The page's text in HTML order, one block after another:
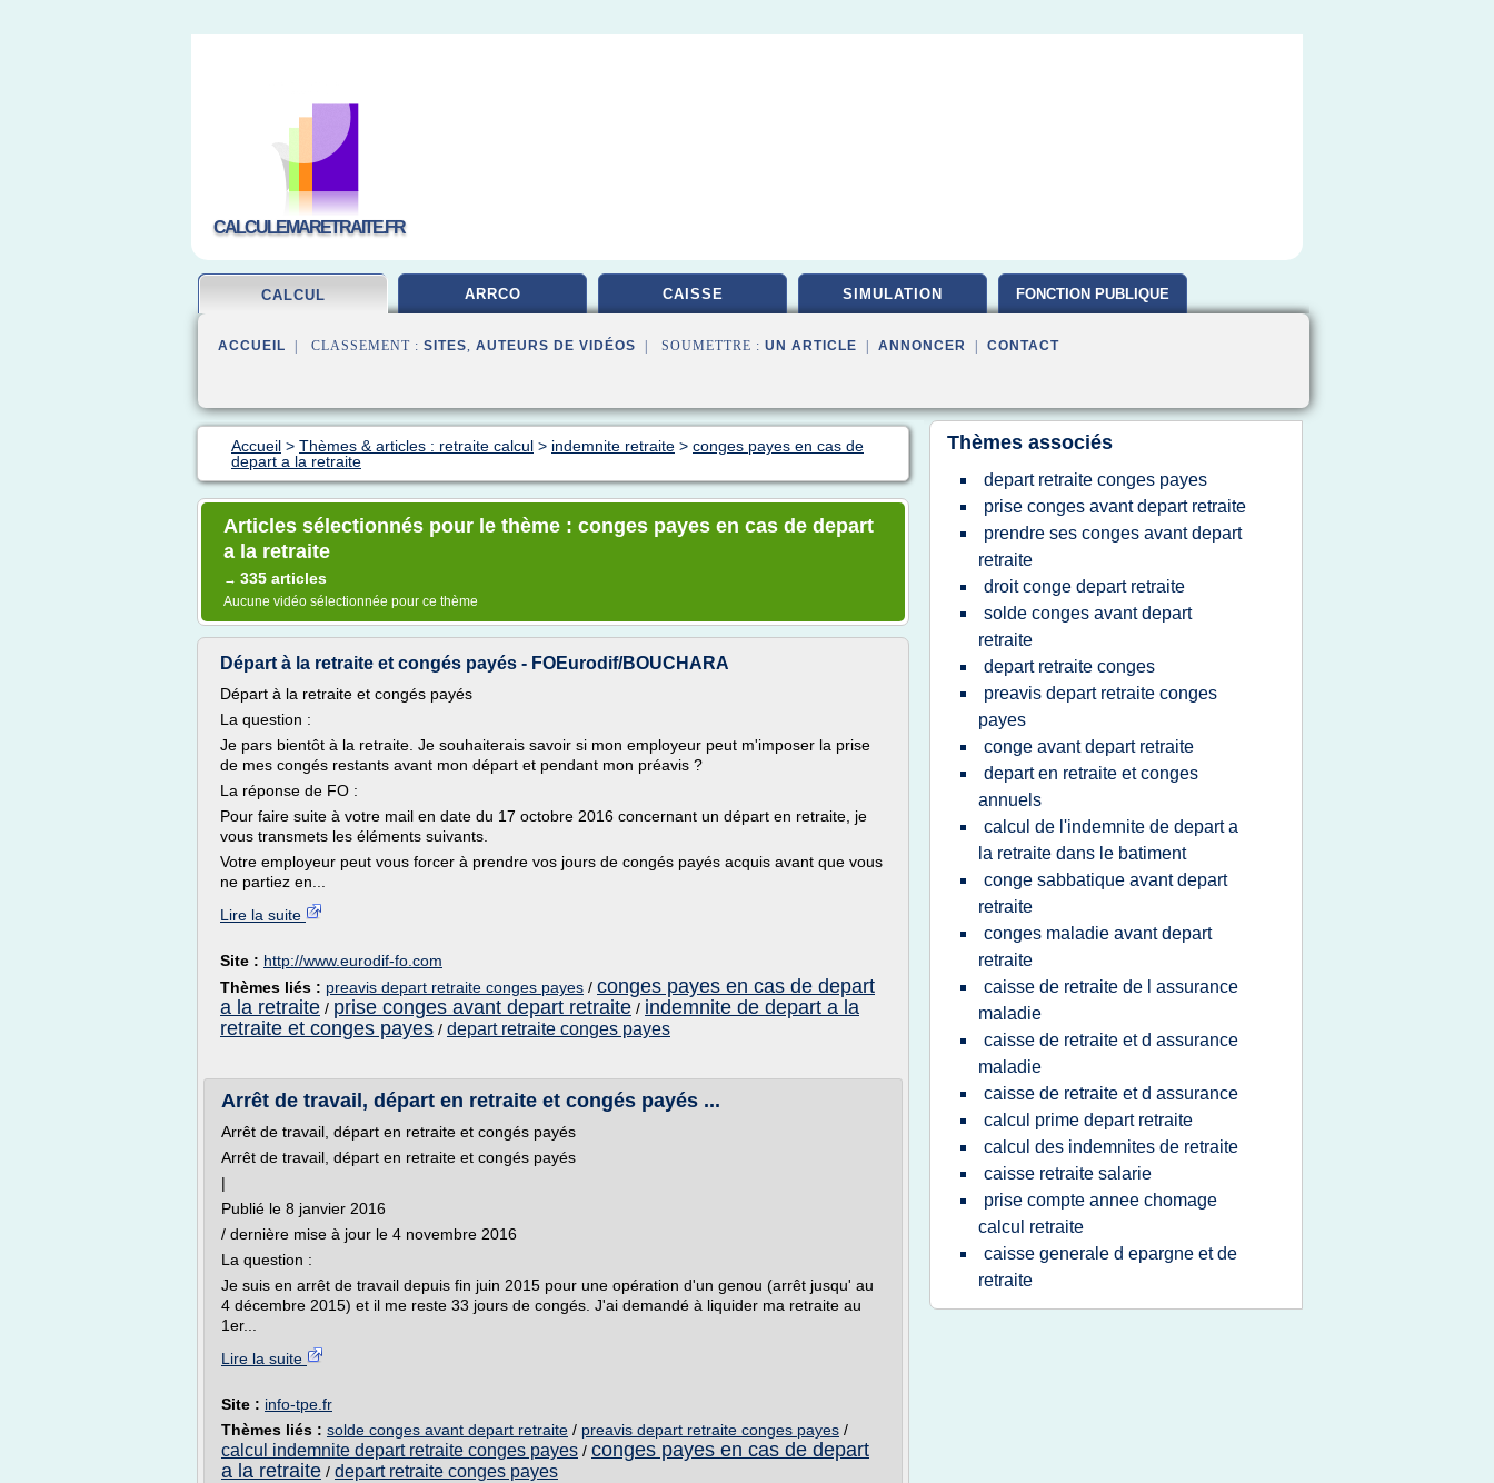
CALCULEMARETRAITE.FR
CALCUL ARRCO CAISSE SIMULATION FONCTION PUBLIQUE
ACCUEIL | CLASSEMENT : SITES, AUTEURS DE VIDÉOS | SOUMETTRE : UN ARTICLE ANNONCER CONTACT
Accueil > Thèmes & articles : retraite calcul > indemnite retraite > conges payes en cas de
depart a la retraite
Articles sélectionnés pour le thème : conges payes en cas de depart
a la retraite
→ 335 articles
Aucune vidéo sélectionnée pour ce thème
Départ à la retraite et congés payés - FOEurodif/BOUCHARA
Départ à la retraite et congés payés
La question :
Je pars bientôt à la retraite. Je souhaiterais savoir si mon employeur peut m'imposer la prise
de mes congés restants avant mon départ et pendant mon préavis ?
La réponse de FO :
Pour faire suite à votre mail en date du 17 octobre 2016 concernant un départ en retraite, je
vous transmets les éléments suivants.
Votre employeur peut vous forcer à prendre vos jours de congés payés acquis avant que vous
ne partiez en...
Lire la suite
Site : http://www.eurodif-fo.com
Thèmes liés : preavis depart retraite conges payes / conges payes en cas de depart
a la retraite / prise conges avant depart retraite / indemnite de depart a la
retraite et conges payes / depart retraite conges payes
Arrêt de travail, départ en retraite et congés payés ...
Arrêt de travail, départ en retraite et congés payés
Arrêt de travail, départ en retraite et congés payés
|
Publié le 8 janvier 2016
/ dernière mise à jour le 4 novembre 2016
La question :
Je suis en arrêt de travail depuis fin juin 2015 pour une opération d'un genou (arrêt jusqu' au
4 décembre 2015) et il me reste 33 jours de congés. J'ai demandé à liquider ma retraite au
1er...
Lire la suite
Site : info-tpe.fr
Thèmes liés : solde conges avant depart retraite / preavis depart retraite conges payes /
calcul indemnite depart retraite conges payes / conges payes en cas de depart
a la retraite / depart retraite conges payes
Thèmes associés
depart retraite conges payes
prise conges avant depart retraite
prendre ses conges avant depart
retraite
droit conge depart retraite
solde conges avant depart
retraite
depart retraite conges
preavis depart retraite conges
payes
conge avant depart retraite
depart en retraite et conges
annuels
calcul de l'indemnite de depart a
la retraite dans le batiment
conge sabbatique avant depart
retraite
conges maladie avant depart
retraite
caisse de retraite de l assurance
maladie
caisse de retraite et d assurance
maladie
caisse de retraite et d assurance
calcul prime depart retraite
calcul des indemnites de retraite
caisse retraite salarie
prise compte annee chomage
calcul retraite
caisse generale d epargne et de
retraite